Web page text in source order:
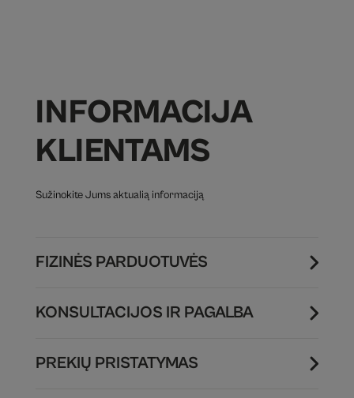
INFORMACIJA
KLIENTAMS
Sužinokite Jums aktualią informaciją
FIZINĖS PARDUOTUVĖS
KONSULTACIJOS IR PAGALBA
PREKIŲ PRISTATYMAS